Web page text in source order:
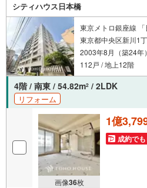
シティハウス日本橋
東京メトロ銀座線
東京都中央区新川1
2003年8月（築24年）
112戸 / 地上12階
4階 / 南東 / 54.82m2 / 2LDK
リフォーム
画像36枚
1億
成約で